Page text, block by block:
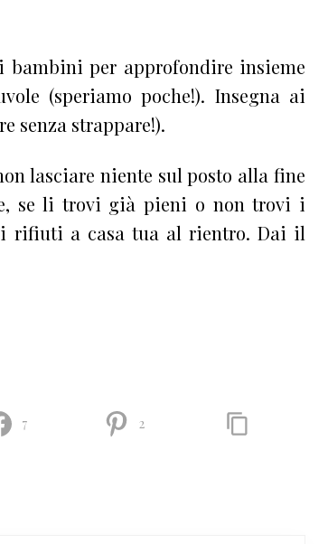
bambini per approfondire insieme
(speriamo poche!). Insegna ai
senza strappare!).
lasciare niente sul posto alla fine
se li trovi già pieni o non trovi i
rifiuti a casa tua al rientro. Dai il
7 2